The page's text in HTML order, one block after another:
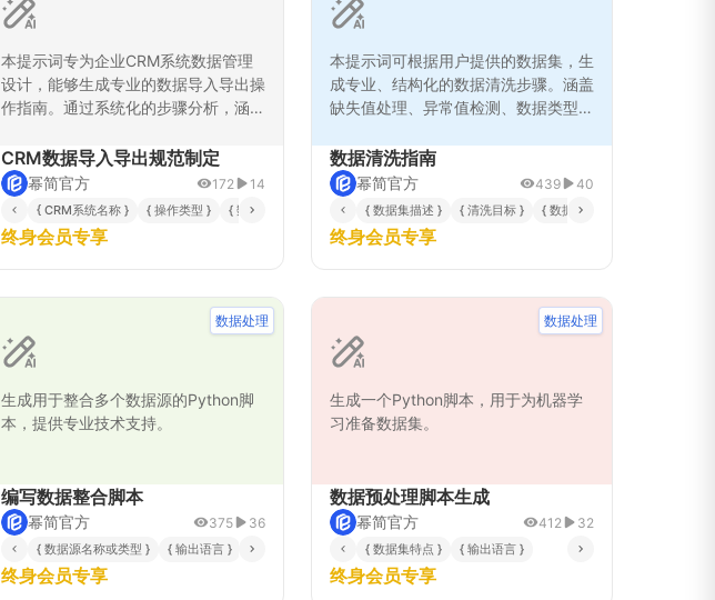
{ 清洗方法偏好 } { 异常值处理策略 }
本提示词专为企业CRM系统数据管理
设计，能够生成专业的数据导入导出操
作指南。通过系统化的步骤分析，涵盖
控制等关键环节，确保数据迁移的安全
性和准确性。适用于不同CRM系统的
数据管理需求，帮助企业建立标准化的
数据操作规范，提升CRM系统使用效
率和数据质量。
CRM数据导入导出规范制定
幂简官方 172 14
{ CRM系统名称 } { 操作类型 } { 数据范围 } { 输出格式 }
终身会员专享
本提示词可根据用户提供的数据集，生
成专业、结构化的数据清洗步骤。涵盖
缺失值处理、异常值检测、数据类型转
据分析前的高质量预处理。适用于数据
分析、统计建模、机器学习和可视化准
备等多场景，帮助用户高效、准确地准
备数据。
数据清洗指南
幂简官方 439 40
{ 数据集描述 } { 清洗目标 } { 数据类型信息 }
终身会员专享
生成用于整合多个数据源的Python脚
本，提供专业技术支持。
数据处理
编写数据整合脚本
幂简官方 375 36
{ 数据源名称或类型 } { 输出语言 }
终身会员专享
生成一个Python脚本，用于为机器学
习准备数据集。
数据处理
数据预处理脚本生成
幂简官方 412 32
{ 数据集特点 } { 输出语言 }
终身会员专享